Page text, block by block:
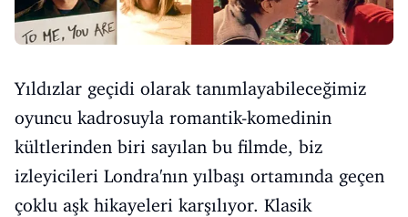
Yıldızlar geçidi olarak tanımlayabileceğimiz
oyuncu kadrosuyla romantik-komedinin
kültlerinden biri sayılan bu filmde, biz
izleyicileri Londra'nın yılbaşı ortamında geçen
çoklu aşk hikayeleri karşılıyor. Klasik